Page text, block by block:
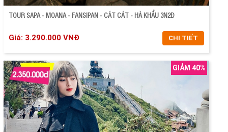
CHI TIẾT
ĐẶT TOUR
TOUR SAPA - MOANA - FANSIPAN - CÁT CÁT - HÀ KHẨU 3N2Đ
Giá: 3.290.000 VNĐ CHI TIẾT
GIẢM 40%